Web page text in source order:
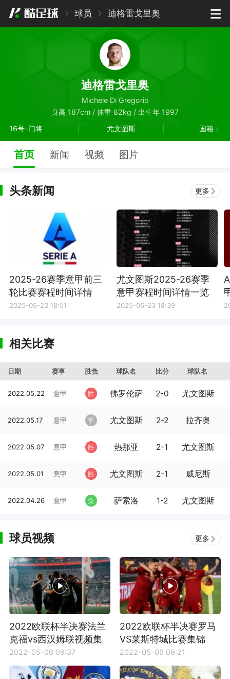
球员 迪格雷戈里奥
迪格雷戈里奥
Michele Di Gregorio
身高 187cm / 体重 82kg / 出生年 1997
16号-门将
尤文图斯 国籍：
首页 新闻 视频 图片
头条新闻 更多
2025-26赛季意甲前三
轮比赛赛程时间详情
2025-06-23 18:51
尤文图斯2025-26赛季
意甲赛程时间详情一览
2025-06-23 18:39
相关比赛
日期 赛事 胜负 球队名 比分 球队名
2022.05.22 意甲 胜 佛罗伦萨 2-0 尤文图斯
2022.05.17 意甲 平 尤文图斯 2-2 拉齐奥
2022.05.07 意甲 胜 热那亚 2-1 尤文图斯
2022.05.01 意甲 胜 尤文图斯 2-1 威尼斯
2022.04.26 意甲 负 萨索洛 1-2 尤文图斯
球员视频 更多
2022欧联杯半决赛法兰
克福vs西汉姆联视频集
锦
2022-05-06 09:37
2022欧联杯半决赛罗马
VS莱斯特城比赛集锦
2022-05-06 09:21